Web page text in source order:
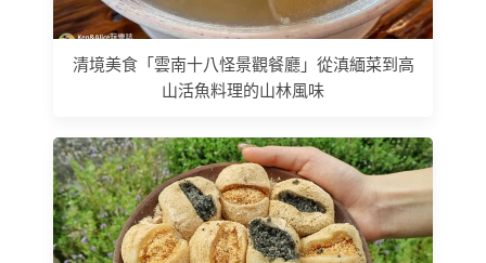
清境美食「雲南十八怪景觀餐廳」從滇緬菜到高
山活魚料理的山林風味